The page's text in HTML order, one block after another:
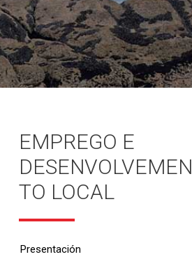
EMPREGO E
DESENVOLVEMEN
TO LOCAL
Presentación